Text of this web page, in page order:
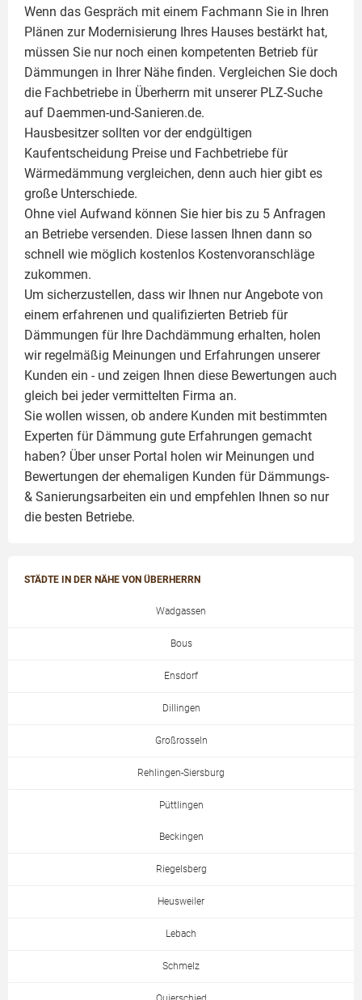
Wenn das Gespräch mit einem Fachmann Sie in Ihren
Plänen zur Modernisierung Ihres Hauses bestärkt hat,
müssen Sie nur noch einen kompetenten Betrieb für
Dämmungen in Ihrer Nähe finden. Vergleichen Sie doch
die Fachbetriebe in Überherrn mit unserer PLZ-Suche
auf Daemmen-und-Sanieren.de.
Hausbesitzer sollten vor der endgültigen
Kaufentscheidung Preise und Fachbetriebe für
Wärmedämmung vergleichen, denn auch hier gibt es
große Unterschiede.
Ohne viel Aufwand können Sie hier bis zu 5 Anfragen
an Betriebe versenden. Diese lassen Ihnen dann so
schnell wie möglich kostenlos Kostenvoranschläge
zukommen.
Um sicherzustellen, dass wir Ihnen nur Angebote von
einem erfahrenen und qualifizierten Betrieb für
Dämmungen für Ihre Dachdämmung erhalten, holen
wir regelmäßig Meinungen und Erfahrungen unserer
Kunden ein - und zeigen Ihnen diese Bewertungen auch
gleich bei jeder vermittelten Firma an.
Sie wollen wissen, ob andere Kunden mit bestimmten
Experten für Dämmung gute Erfahrungen gemacht
haben? Über unser Portal holen wir Meinungen und
Bewertungen der ehemaligen Kunden für Dämmungs-
& Sanierungsarbeiten ein und empfehlen Ihnen so nur
die besten Betriebe.
STÄDTE IN DER NÄHE VON ÜBERHERRN
Wadgassen
Bous
Ensdorf
Dillingen
Großrosseln
Rehlingen-Siersburg
Püttlingen
Beckingen
Riegelsberg
Heusweiler
Lebach
Schmelz